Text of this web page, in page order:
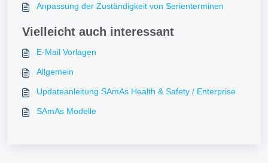
Anpassung der Zuständigkeit von Serienterminen
Vielleicht auch interessant
E-Mail Vorlagen
Allgemein
Updateanleitung SAmAs Health & Safety / Enterprise
SAmAs Modelle